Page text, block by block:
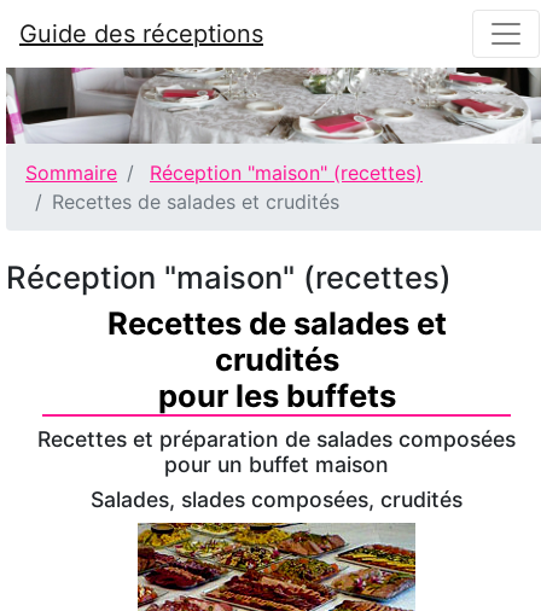
Guide des réceptions
Sommaire
Réception "maison" (recettes)
Recettes de salades et crudités
Réception "maison" (recettes)
Recettes de salades et
crudités
pour les buffets
Recettes et préparation de salades composées
pour un buffet maison
Salades, slades composées, crudités